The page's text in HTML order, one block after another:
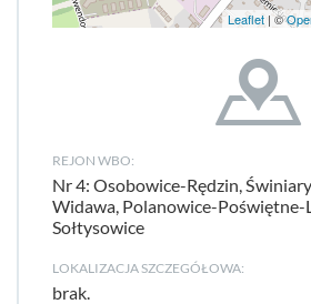
Leaflet | ©
REJON WBO:
Nr 4: Osobowice-Rędzin,
Widawa, Polanowice-Poświętne-
Sołtysowice
LOKALIZACJA SZCZEGÓŁOWA:
brak.